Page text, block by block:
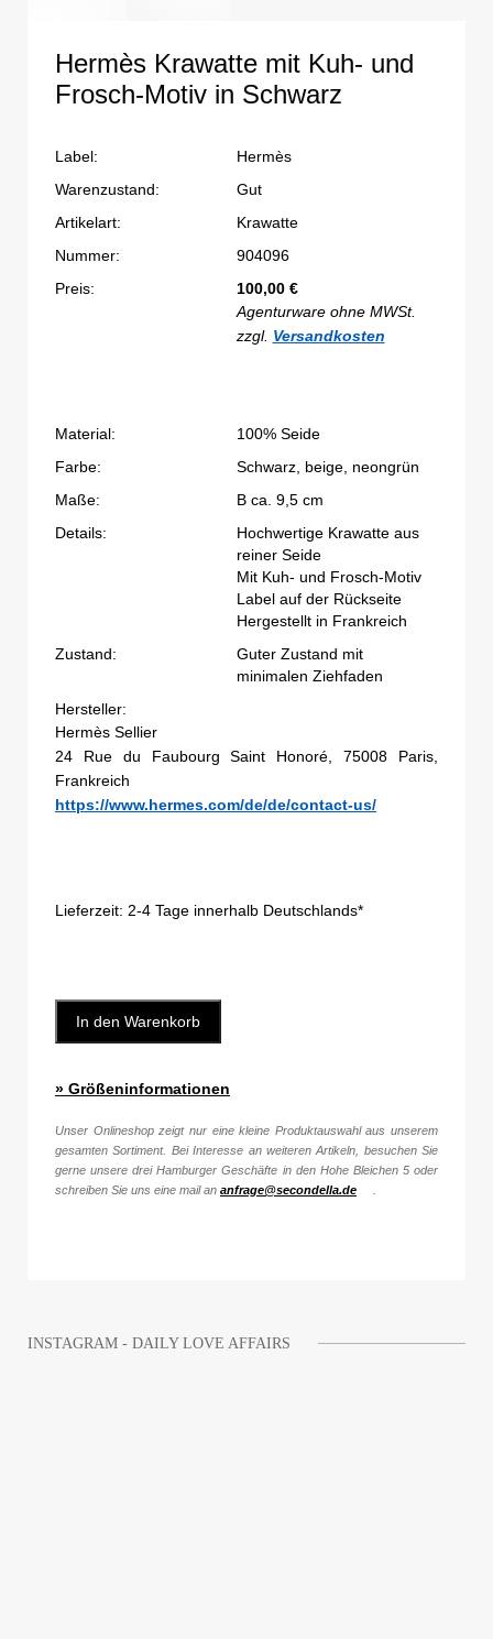
Hermès Krawatte mit Kuh- und
Frosch-Motiv in Schwarz
Label:
Hermès
Warenzustand:
Gut
Artikelart:
Krawatte
Nummer:
904096
Preis:
100,00 €
Agenturware ohne MWSt.
zzgl. Versandkosten
Material:
100% Seide
Farbe:
Schwarz, beige, neongrün
Maße:
B ca. 9,5 cm
Details:
Hochwertige Krawatte aus
reiner Seide
Mit Kuh- und Frosch-Motiv
Label auf der Rückseite
Hergestellt in Frankreich
Zustand:
Guter Zustand mit
minimalen Ziehfaden
Hersteller:
Hermès Sellier
24 Rue du Faubourg Saint Honoré, 75008 Paris,
Frankreich
https://www.hermes.com/de/de/contact-us/
Lieferzeit: 2-4 Tage innerhalb Deutschlands*
In den Warenkorb
» Größeninformationen
Unser Onlineshop zeigt nur eine kleine Produktauswahl aus unserem
gesamten Sortiment. Bei Interesse an weiteren Artikeln, besuchen Sie
gerne unsere drei Hamburger Geschäfte in den Hohe Bleichen 5 oder
schreiben Sie uns eine mail an anfrage@secondella.de
INSTAGRAM - DAILY LOVE AFFAIRS